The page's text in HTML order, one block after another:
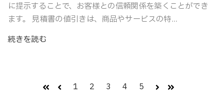
に提示することで、お客様との信頼関係を築くことができ
ます。 見積書の値引きは、商品やサービスの特...
続きを読む
最初 前へ
1 2 3 4 5
次へ 最後